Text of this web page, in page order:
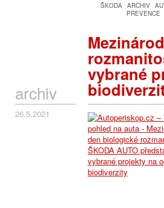
ŠKODA ARCHIV
PREVENCE
vybrané
archiv
26.5.2021